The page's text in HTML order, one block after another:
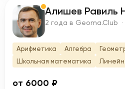
А Алишев Равиль
2 года в Geoma.Club
Арифметика Алгебра
Школьная математика
от 6000 ₽